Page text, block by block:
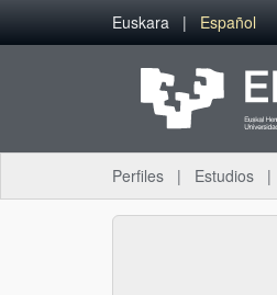
Saltar al contenido principal
Euskara Español
Perfiles Estudios